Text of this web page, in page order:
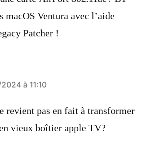
macOS Ventura avec l’aide
Patcher !
à 11:10
revient pas en fait à transformer
vieux boîtier apple TV?